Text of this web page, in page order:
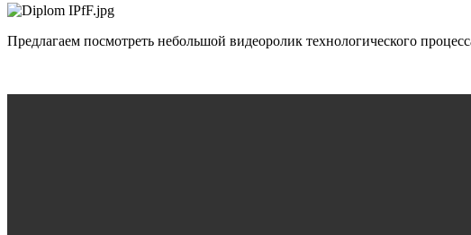
Предлагаем посмотреть небольшой видеоролик технологического